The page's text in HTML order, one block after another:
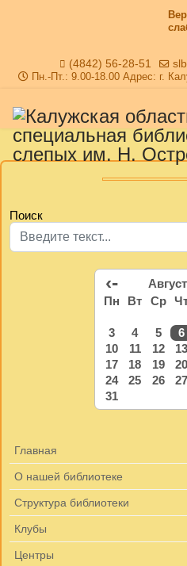
(4842) 56-28-51
Пн.-Пт.: 9.00-18.00 Адрес: г.
Поиск
‹-
Пн Вт Ср
3
4 5 6
10
11 12 13
17
18 19 20
24
25 26 27
31
Главная
О нашей библиотеке
Структура библиотеки
Клубы
Центры